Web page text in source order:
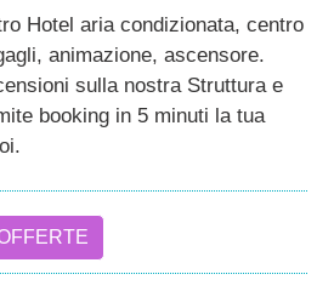
Hotel aria condizionata, centro
animazione, ascensore.
sulla nostra Struttura e
booking in 5 minuti la tua